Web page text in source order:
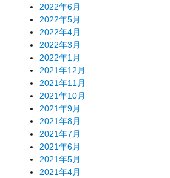
2022年6月
2022年5月
2022年4月
2022年3月
2022年1月
2021年12月
2021年11月
2021年10月
2021年9月
2021年8月
2021年7月
2021年6月
2021年5月
2021年4月